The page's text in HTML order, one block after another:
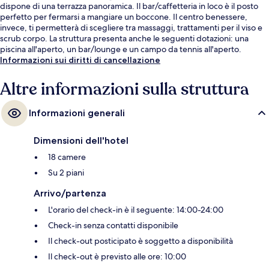
dispone di una terrazza panoramica. Il bar/caffetteria in loco è il posto
perfetto per fermarsi a mangiare un boccone. Il centro benessere,
invece, ti permetterà di scegliere tra massaggi, trattamenti per il viso e
scrub corpo. La struttura presenta anche le seguenti dotazioni: una
piscina all'aperto, un bar/lounge e un campo da tennis all'aperto.
Informazioni sui diritti di cancellazione
Altre informazioni sulla struttura
Informazioni generali
Dimensioni dell'hotel
18 camere
Su 2 piani
Arrivo/partenza
L'orario del check-in è il seguente: 14:00-24:00
Check-in senza contatti disponibile
Il check-out posticipato è soggetto a disponibilità
Il check-out è previsto alle ore: 10:00